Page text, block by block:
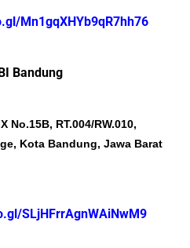
Mn1gqXHYb9qR7hh76
Bandung
No.15B, RT.004/RW.010,
Kota Bandung, Jawa Barat
SLjHFrrAgnWAiNwM9